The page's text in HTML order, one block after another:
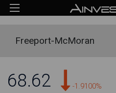
Freeport-McMoran
68.62 -1.9100%